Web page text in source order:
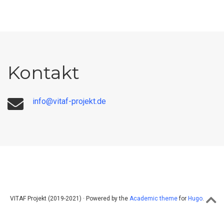
Kontakt
info@vitaf-projekt.de
VITAF Projekt (2019-2021) · Powered by the Academic themefor Hugo.